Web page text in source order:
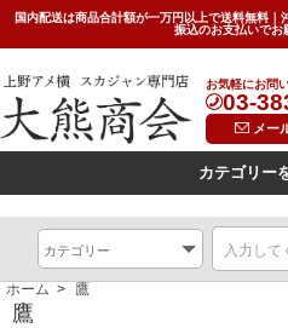
国内配送は商品合計額が一万円以上で送料無料
振込のお支払いでお
お気軽にお問
03-
メー
カテゴリー
横振刺繍(Hand
無地(plain)
限定特価スカジャン(インポートモデル
ホーム > 鷹
鷹